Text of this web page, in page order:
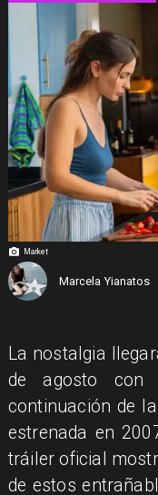
Market
Marcela Yianatos
La nostalgia
de agosto con
continuación de
estrenada en
tráiler oficial
de estos